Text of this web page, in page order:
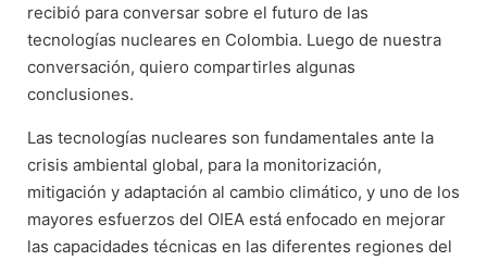
recibió para conversar sobre el futuro de las
tecnologías nucleares en Colombia. Luego de nuestra
conversación, quiero compartirles algunas
conclusiones.
Las tecnologías nucleares son fundamentales ante la
crisis ambiental global, para la monitorización,
mitigación y adaptación al cambio climático, y uno de los
mayores esfuerzos del OIEA está enfocado en mejorar
las capacidades técnicas en las diferentes regiones del